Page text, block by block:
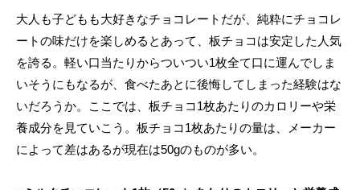
大人も子どもも大好きなチョコレートだが、純粋にチョコレ
ートの味だけを楽しめるとあって、板チョコは安定した人気
を誇る。軽い口当たりからついつい1枚全て口に運んでしま
いそうにもなるが、食べたあとに後悔してしまった経験はな
いだろうか。ここでは、板チョコ1枚あたりのカロリーや栄
養成分を見ていこう。板チョコ1枚あたりの量は、メーカー
によって差はあるが現在は50gのものが多い。